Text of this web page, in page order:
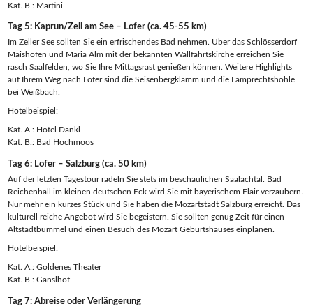
Kat. B.: Martini
Tag 5: Kaprun/Zell am See – Lofer (ca. 45-55 km)
Im Zeller See sollten Sie ein erfrischendes Bad nehmen. Über das Schlösserdorf
Maishofen und Maria Alm mit der bekannten Wallfahrtskirche erreichen Sie
rasch Saalfelden, wo Sie Ihre Mittagsrast genießen können. Weitere Highlights
auf Ihrem Weg nach Lofer sind die Seisenbergklamm und die Lamprechtshöhle
bei Weißbach.
Hotelbeispiel:
Kat. A.: Hotel Dankl
Kat. B.: Bad Hochmoos
Tag 6: Lofer – Salzburg (ca. 50 km)
Auf der letzten Tagestour radeln Sie stets im beschaulichen Saalachtal. Bad
Reichenhall im kleinen deutschen Eck wird Sie mit bayerischem Flair verzaubern.
Nur mehr ein kurzes Stück und Sie haben die Mozartstadt Salzburg erreicht. Das
kulturell reiche Angebot wird Sie begeistern. Sie sollten genug Zeit für einen
Altstadtbummel und einen Besuch des Mozart Geburtshauses einplanen.
Hotelbeispiel:
Kat. A.: Goldenes Theater
Kat. B.: Ganslhof
Tag 7: Abreise oder Verlängerung